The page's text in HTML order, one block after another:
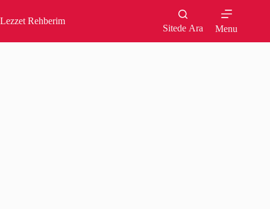
to
content
Lezzet Rehberim
Sitede Ara Menu